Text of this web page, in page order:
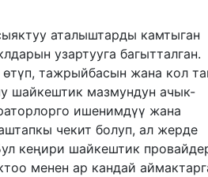
аталыштарды камтыган
узартууга багытталган.
тажрыйбасын жана кол
шайкештик мазмундун ачык-
ишенимдүү жана
чекит болуп, ал жерде
кеңири шайкештик
менен ар кандай